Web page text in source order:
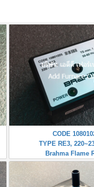
CODE
TYPE RE3,
Brahma Flame